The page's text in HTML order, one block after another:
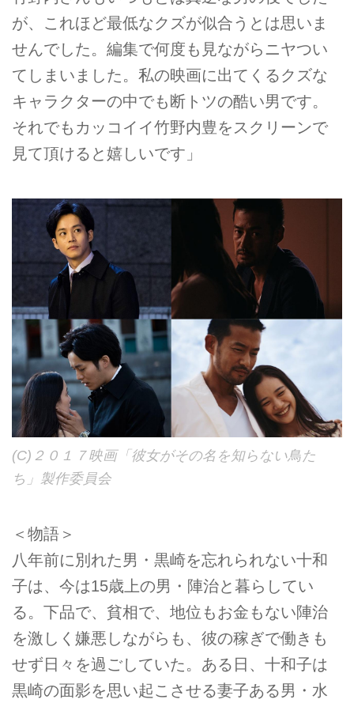
が、これほど最低なクズが似合うとは思いま
せんでした。編集で何度も見ながらニヤつい
てしまいました。私の映画に出てくるクズな
キャラクターの中でも断トツの酷い男です。
それでもカッコイイ竹野内豊をスクリーンで
見て頂けると嬉しいです」
(C)２０１７映画「彼女がその名を知らない鳥た
ち」製作委員会
＜物語＞
八年前に別れた男・黒崎を忘れられない十和
子は、今は15歳上の男・陣治と暮らしてい
る。下品で、貧相で、地位もお金もない陣治
を激しく嫌悪しながらも、彼の稼ぎで働きも
せず日々を過ごしていた。ある日、十和子は
黒崎の面影を思い起こさせる妻子ある男・水